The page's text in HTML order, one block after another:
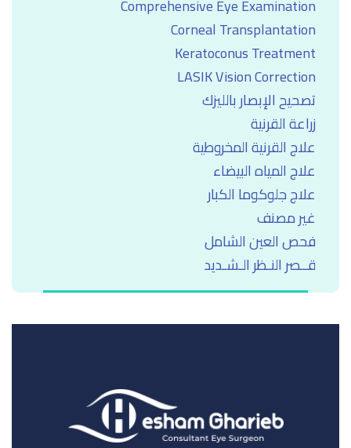
Comprehensive Eye Examination
Corneal Transplantation
Keratoconus Treatment
LASIK Vision Correction
تصحيح الإبصار بالليزك
زراعة القرنية
علاج القرنية المخروطية
علاج المياه البيضاء
علاج جلوكوما الكبار
غير مصنف
فحص العين الشامل
قــصر النـظر الـشـديد